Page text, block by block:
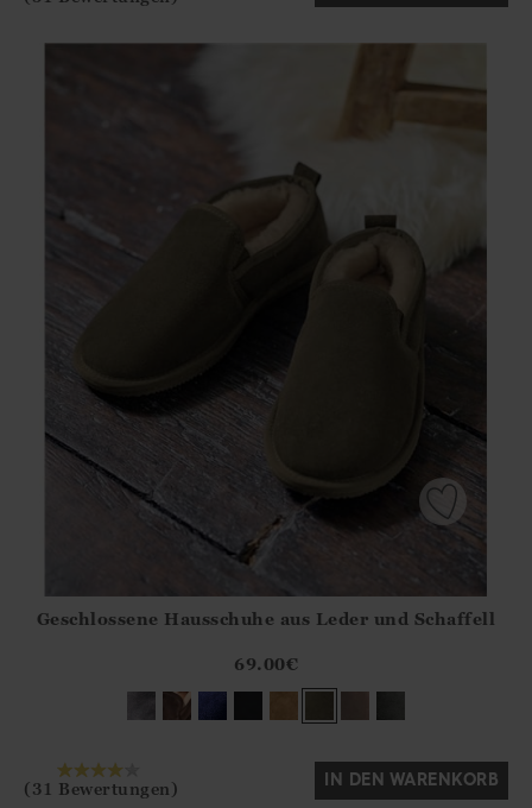
?? ""
Ja Nein
Geschlossene Hausschuhe aus Leder und Schaffell
69.00€
(31 Bewertungen) IN DEN WARENKORB